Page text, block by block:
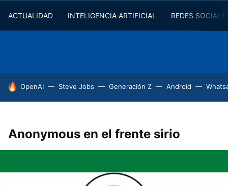
ACTUALIDAD INTELIGENCIA ARTIFICIAL REDES
HOY SE HABLA DE
OpenAI Steve Jobs Generación Z Android
Anonymous en el frente sirio